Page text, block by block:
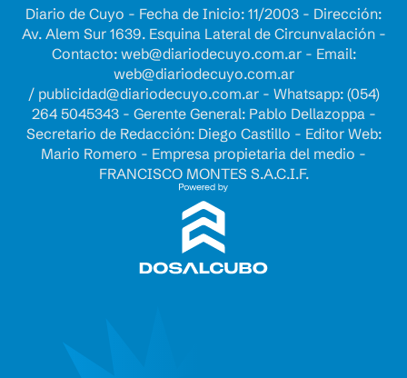
Diario de Cuyo - Fecha de Inicio: 11/2003 - Dirección:
Av. Alem Sur 1639. Esquina Lateral de Circunvalación -
Contacto: web@diariodecuyo.com.ar- Email:
web@diariodecuyo.com.ar
/ publicidad@diariodecuyo.com.ar- Whatsapp: (054)
264 5045343 - Gerente General: Pablo Dellazoppa -
Secretario de Redacción: Diego Castillo - Editor Web:
Mario Romero - Empresa propietaria del medio -
FRANCISCO MONTES S.A.C.I.F.